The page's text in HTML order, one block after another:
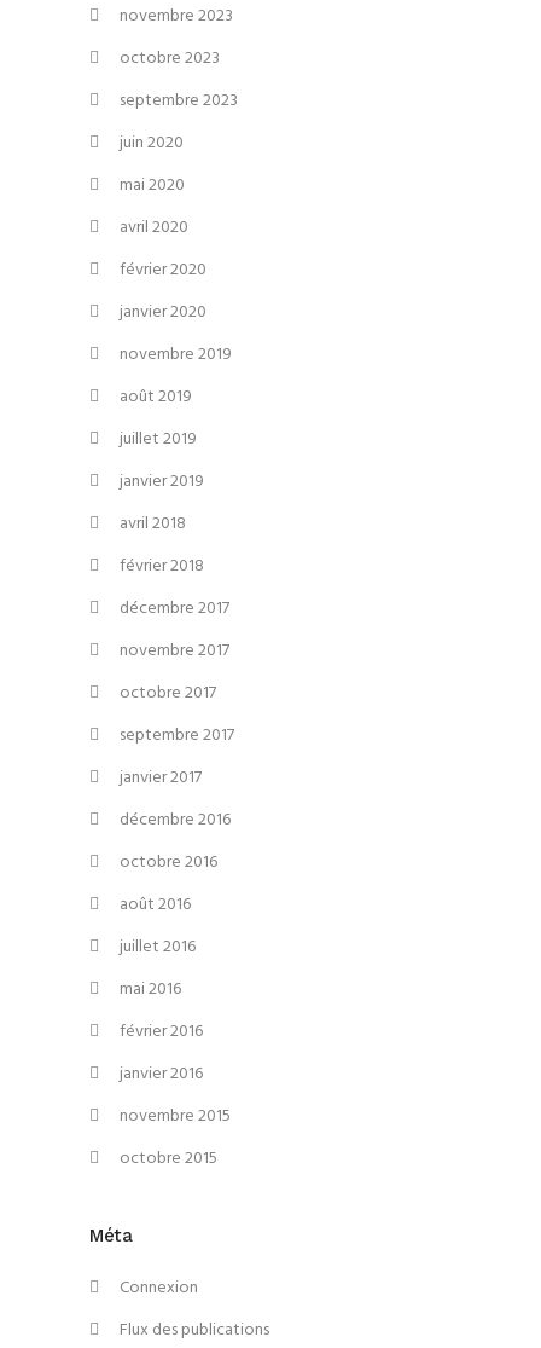
novembre 2023
octobre 2023
septembre 2023
juin 2020
mai 2020
avril 2020
février 2020
janvier 2020
novembre 2019
août 2019
juillet 2019
janvier 2019
avril 2018
février 2018
décembre 2017
novembre 2017
octobre 2017
septembre 2017
janvier 2017
décembre 2016
octobre 2016
août 2016
juillet 2016
mai 2016
février 2016
janvier 2016
novembre 2015
octobre 2015
Méta
Connexion
Flux des publications